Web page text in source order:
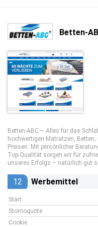
Betten-
Betten-ABC – Alles für das
hochwertigen Matratzen,
Preisen. Mit persönlicher
Top-Qualität sorgen wir für
unseres Erfolgs – natürlich gut
12 Werbemittel
Start
Stornoquote
Cookie